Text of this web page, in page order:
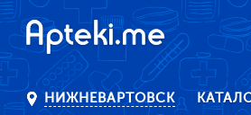
НИЖНЕВАРТОВСК